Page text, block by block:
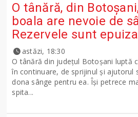
O tânără, din
boala are nevoie de
Rezervele sunt
astăzi, 18:30
O tânără din județul Botoșani luptă
în continuare, de sprijinul și ajutorul
dona sânge pentru ea. Își petrece
spita...